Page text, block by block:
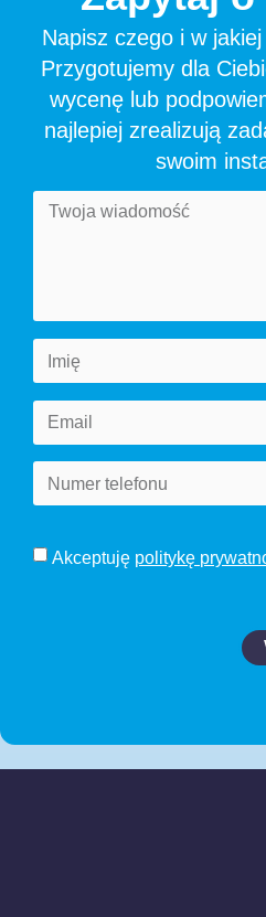
Napisz czego i w
Przygotujemy dla
wycenę lub
najlepiej zrealizują
swoim
Akceptuję politykę